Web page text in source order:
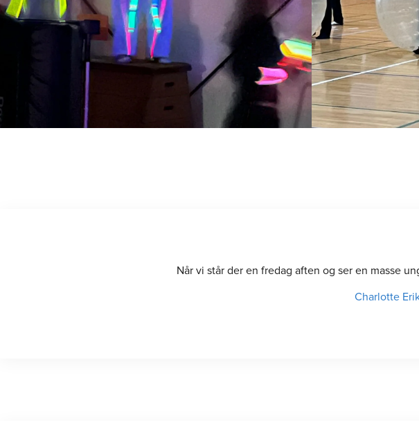
Når vi står der en fredag aften og ser en masse
Charlotte